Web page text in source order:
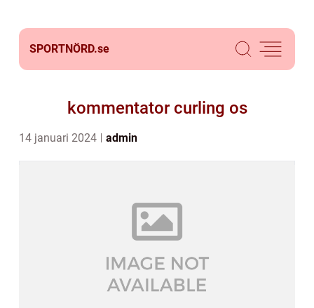
SPORTNÖRD.se
kommentator curling os
14 januari 2024 admin